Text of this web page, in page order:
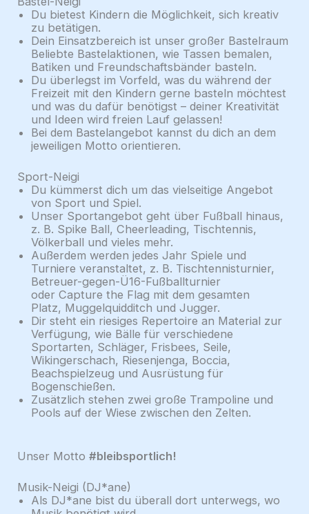
Du bietest Kindern die Möglichkeit, sich kreativ
zu betätigen.
Dein Einsatzbereich ist unser großer Bastelraum
Beliebte Bastelaktionen, wie Tassen bemalen,
Batiken und Freundschaftsbänder basteln.
Du überlegst im Vorfeld, was du während der
Freizeit mit den Kindern gerne basteln möchtest
und was du dafür benötigst – deiner Kreativität
und Ideen wird freien Lauf gelassen!
Bei dem Bastelangebot kannst du dich an dem
jeweiligen Motto orientieren.
Sport-Neigi
Du kümmerst dich um das vielseitige Angebot
von Sport und Spiel.
Unser Sportangebot geht über Fußball hinaus,
z. B. Spike Ball, Cheerleading, Tischtennis,
Völkerball und vieles mehr.
Außerdem werden jedes Jahr Spiele und
Turniere veranstaltet, z. B. Tischtennisturnier,
Betreuer-gegen-Ü16-Fußballturnier
oder Capture the Flag mit dem gesamten
Platz, Muggelquidditch und Jugger.
Dir steht ein riesiges Repertoire an Material zur
Verfügung, wie Bälle für verschiedene
Sportarten, Schläger, Frisbees, Seile,
Wikingerschach, Riesenjenga, Boccia,
Beachspielzeug und Ausrüstung für
Bogenschießen.
Zusätzlich stehen zwei große Trampoline und
Pools auf der Wiese zwischen den Zelten.
Unser Motto#bleibsportlich!
Musik-Neigi (DJ*ane)
Als DJ*ane bist du überall dort unterwegs, wo